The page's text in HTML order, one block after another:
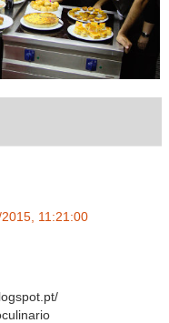
11:21:00